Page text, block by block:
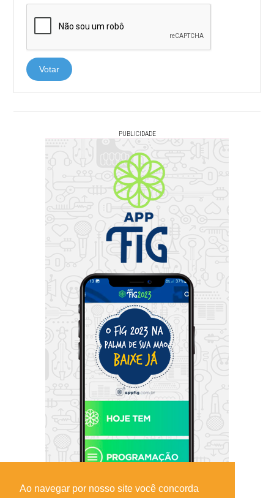
Ao navegar por nosso site você concorda
Votar
PUBLICIDADE